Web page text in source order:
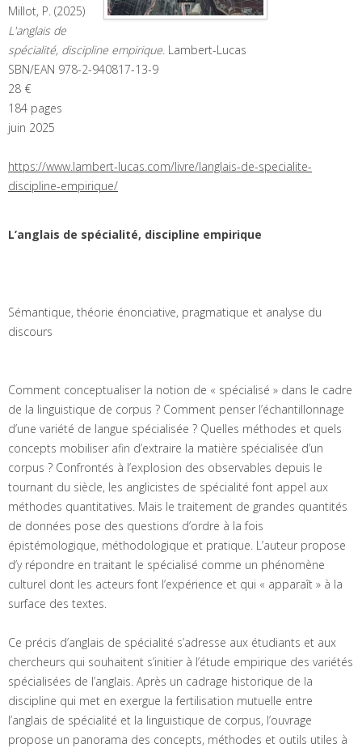
Millot, P. (2025)
L'anglais de
spécialité, discipline empirique. Lambert-Lucas
SBN/EAN 978-2-940817-13-9
28 €
184 pages
juin 2025
https://www.lambert-lucas.com/livre/langlais-de-specialite-
discipline-empirique/
L’anglais de spécialité, discipline empirique
Sémantique, théorie énonciative, pragmatique et analyse du
discours
Comment conceptualiser la notion de « spécialisé » dans le cadre
de la linguistique de corpus ? Comment penser l’échantillonnage
d’une variété de langue spécialisée ? Quelles méthodes et quels
concepts mobiliser afin d’extraire la matière spécialisée d’un
corpus ? Confrontés à l’explosion des observables depuis le
tournant du siècle, les anglicistes de spécialité font appel aux
méthodes quantitatives. Mais le traitement de grandes quantités
de données pose des questions d’ordre à la fois
épistémologique, méthodologique et pratique. L’auteur propose
d’y répondre en traitant le spécialisé comme un phénomène
culturel dont les acteurs font l’expérience et qui « apparaît » à la
surface des textes.
Ce précis d’anglais de spécialité s’adresse aux étudiants et aux
chercheurs qui souhaitent s’initier à l’étude empirique des variétés
spécialisées de l’anglais. Après un cadrage historique de la
discipline qui met en exergue la fertilisation mutuelle entre
l’anglais de spécialité et la linguistique de corpus, l’ouvrage
propose un panorama des concepts, méthodes et outils utiles à